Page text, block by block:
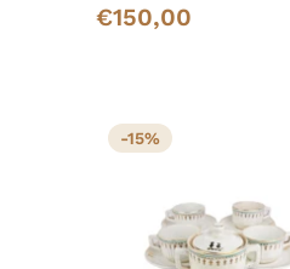
Prezzo di vendita
€150,00
-15%